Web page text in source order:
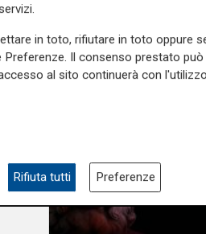
in toto, rifiutare in toto oppure
Il consenso prestato
al sito continuerà con
Rifiuta tutti Preferenze